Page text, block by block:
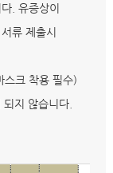
. 유증상이
류 제출시
크 착용 필수)
지 않습니다.